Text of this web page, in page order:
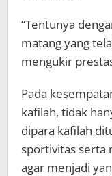
“Tentunya
matang yang
mengukir
Pada
kafilah, tidak
dipara kafilah
sportivitas serta
agar menjadi